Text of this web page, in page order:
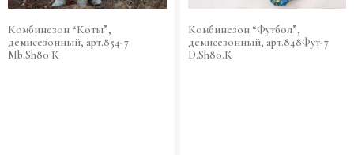
Комбинезон “Коты”,
демисезонный, арт.854-7
Mb.Sh80 К
Комбинезон “Футбол”,
демисезонный, арт.848Фут-7
D.Sh80.К